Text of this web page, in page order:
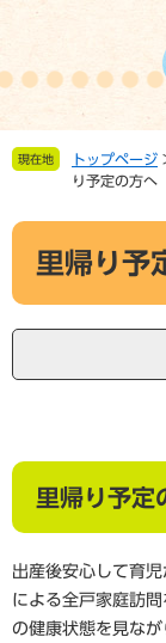
の
で
ー
ば 現在地 トップページ
り予定の方へ
本
里帰り予
里帰り予定
出産後安心して育
による全戸家庭訪
の健康状態を見な